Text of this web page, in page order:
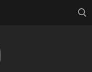
検索